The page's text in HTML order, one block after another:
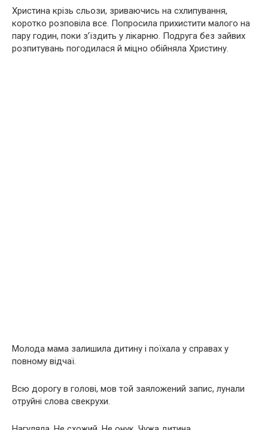
Христина крізь сльози, зриваючись на схлипування,
коротко розповіла все. Попросила прихистити малого на
пару годин, поки з’їздить у лікарню. Подруга без зайвих
розпитувань погодилася й міцно обійняла Христину.
Молода мама залишила дитину і поїхала у справах у
повному відчаї.
Всю дорогу в голові, мов той заяложений запис, лунали
отруйні слова свекрухи.